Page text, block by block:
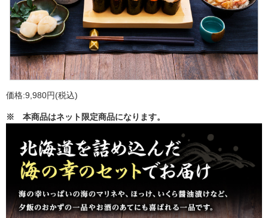
価格:9,980円(税込)
※ 本商品はネット限定商品になります。